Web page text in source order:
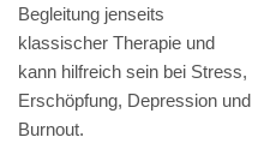
Begleitung jenseits
klassischer Therapie und
kann hilfreich sein bei Stress,
Erschöpfung, Depression und
Burnout.